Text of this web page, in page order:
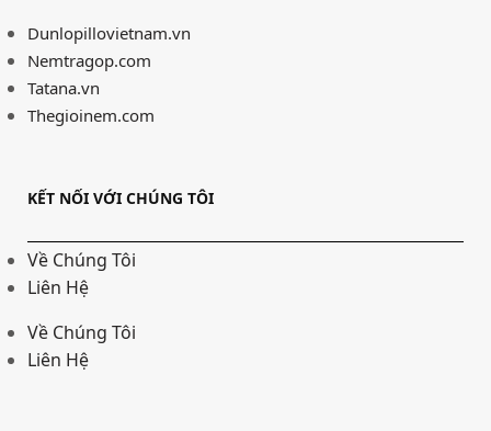
Dunlopillovietnam.vn
Nemtragop.com
Tatana.vn
Thegioinem.com
KẾT NỐI VỚI CHÚNG TÔI
Về Chúng Tôi
Liên Hệ
Về Chúng Tôi
Liên Hệ